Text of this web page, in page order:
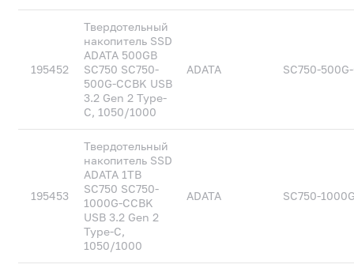
195452
Твердотельный
накопитель SSD
ADATA 500GB
SC750 SC750-
500G-CCBK USB
3.2 Gen 2 Type-
C, 1050/1000
ADATA SC750-
195453
Твердотельный
накопитель SSD
ADATA 1TB
SC750 SC750-
1000G-CCBK
USB 3.2 Gen 2
Type-C,
1050/1000
ADATA SC750-